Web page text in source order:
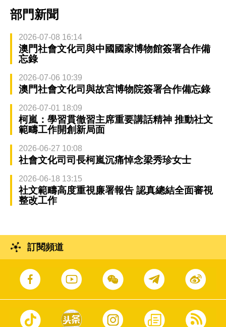
部門新聞
2026-07-08 16:14
澳門社會文化司與中國國家博物館簽署合作備
忘錄
2026-07-06 10:39
澳門社會文化司與故宮博物院簽署合作備忘錄
2026-07-01 18:09
柯嵐：學習貫徹習主席重要講話精神 推動社文
範疇工作開創新局面
2026-06-27 10:08
社會文化司司長柯嵐沉痛悼念梁秀珍女士
2026-06-18 13:15
社文範疇高度重視廉署報告 認真總結全面審視
整改工作
訂閱頻道